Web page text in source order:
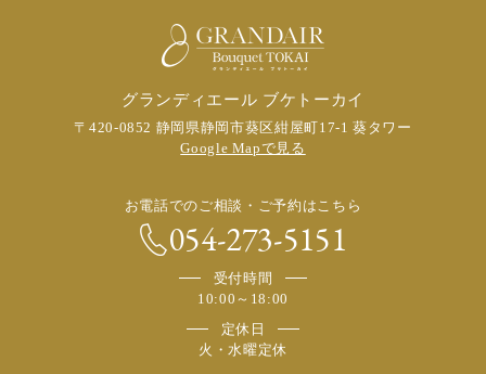
グランディエール ブケトーカイ
〒420-0852 静岡県静岡市葵区紺屋町17-1 葵タワー
Google Mapで見る
お電話でのご相談・ご予約はこちら
054-273-5151
受付時間
10:00～18:00
定休日
火・水曜定休